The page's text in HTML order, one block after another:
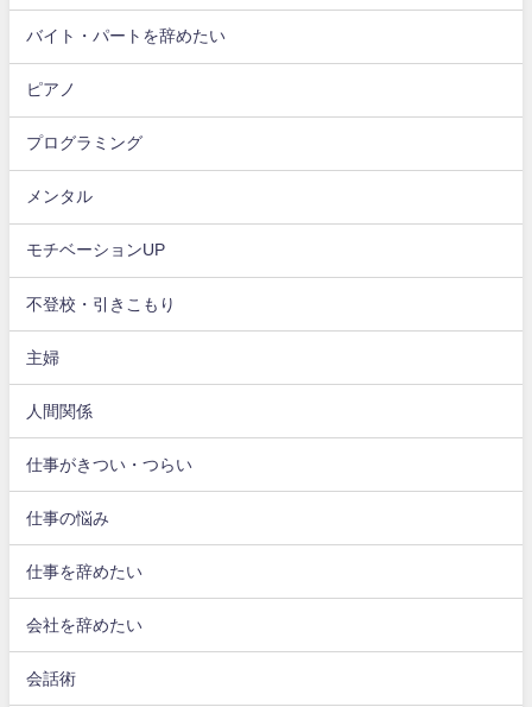
バイト・パートを辞めたい
ピアノ
プログラミング
メンタル
モチベーションUP
不登校・引きこもり
主婦
人間関係
仕事がきつい・つらい
仕事の悩み
仕事を辞めたい
会社を辞めたい
会話術